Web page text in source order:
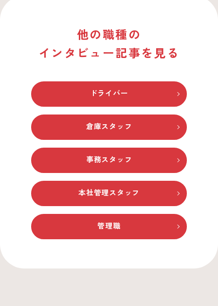
他の職種の
インタビュー記事を見る
ドライバー
倉庫スタッフ
事務スタッフ
本社管理スタッフ
管理職